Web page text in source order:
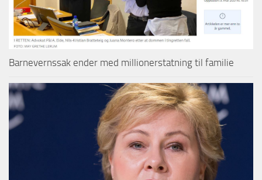
Barnevernssak ender med millionerstatning til familie